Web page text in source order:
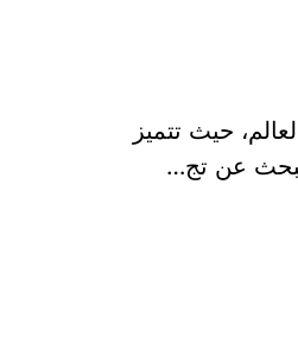
حيث تتميز
تبحث عن تج…